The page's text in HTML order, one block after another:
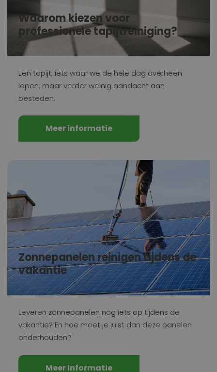
Waarom kiezen voor
professionele tapijtreiniging?
Een tapijt, iets waar we de hele dag overheen
lopen, maar verder weinig aandacht aan
besteden.
Meer informatie
Zonnepanelen reinigen tijdens de
vakantie
Leveren zonnepanelen nog iets op tijdens de
vakantie? En hoe moet je juist dan deze panelen
onderhouden?
Meer informatie